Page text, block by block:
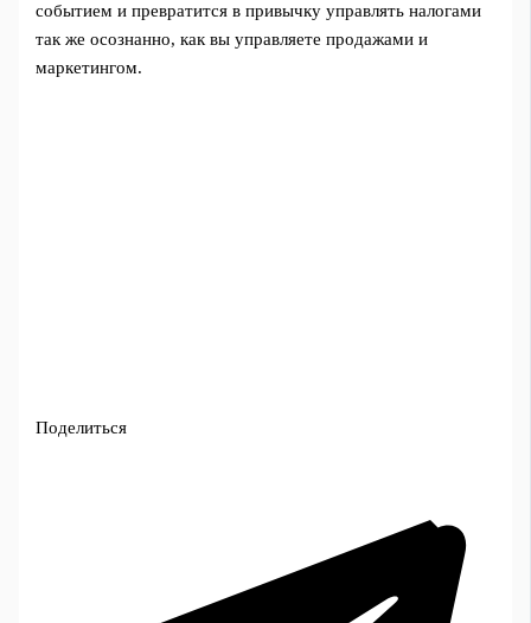
событием и превратится в привычку управлять налогами
так же осознанно, как вы управляете продажами и
маркетингом.
Поделиться